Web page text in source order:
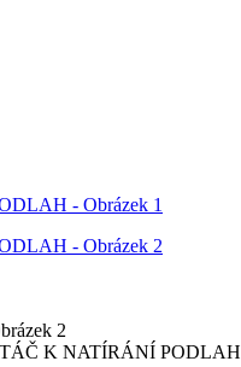
K NATÍRÁNÍ PODLAH